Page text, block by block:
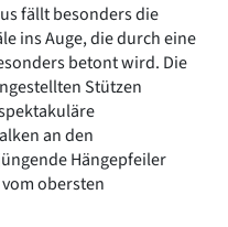
fällt besonders die
ins Auge, die durch eine
betont wird. Die
Stützen
an den
Hängepfeiler
obersten